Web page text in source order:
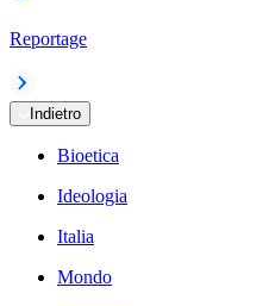
Reportage
Indietro
Bioetica
Ideologia
Italia
Mondo